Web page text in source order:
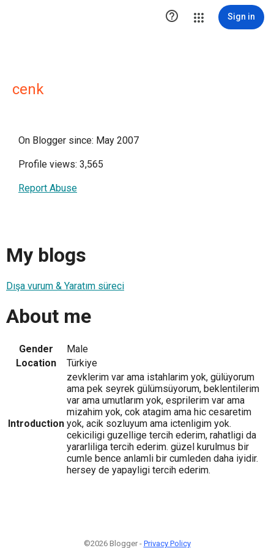
 Sign in
cenk
On Blogger since: May 2007
Profile views: 3,565
Report Abuse
My blogs
Dışa vurum & Yaratım süreci
About me
Gender
Male
Location
Türkiye
Introduction
zevklerim var ama istahlarim yok, gülüyorum
ama pek seyrek gülümsüyorum, beklentilerim
var ama umutlarım yok, esprilerim var ama
mizahim yok, cok atagim ama hic cesaretim
yok, acik sozluyum ama ictenligim yok.
cekiciligi guzellige tercih ederim, rahatligi da
yararliliga tercih ederim. güzel kurulmus bir
cumle bence anlamli bir cumleden daha iyidir.
hersey de yapayligi tercih ederim.
©2026 Blogger - Privacy Policy